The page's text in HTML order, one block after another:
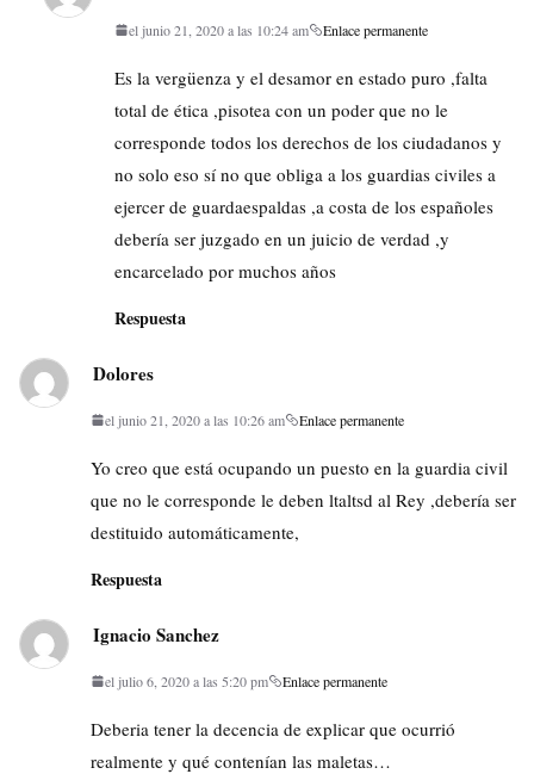
el junio 21, 2020 a las 10:24 am Enlace permanente
Es la vergüenza y el desamor en estado puro ,falta
total de ética ,pisotea con un poder que no le
corresponde todos los derechos de los ciudadanos y
no solo eso sí no que obliga a los guardias civiles a
ejercer de guardaespaldas ,a costa de los españoles
debería ser juzgado en un juicio de verdad ,y
encarcelado por muchos años
Respuesta
Dolores
el junio 21, 2020 a las 10:26 am Enlace permanente
Yo creo que está ocupando un puesto en la guardia civil
que no le corresponde le deben ltaltsd al Rey ,debería ser
destituido automáticamente,
Respuesta
Ignacio Sanchez
el julio 6, 2020 a las 5:20 pm Enlace permanente
Deberia tener la decencia de explicar que ocurrió
realmente y qué contenían las maletas…